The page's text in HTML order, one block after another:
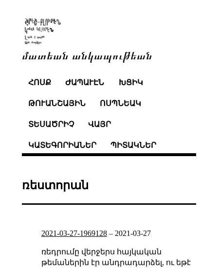
մատեան անկապութեան
ՀՈՍՔ ԺԱՊԱՒԷՆ ԽՑԻԿ
ԹՈՒԱՆՇԱՅԻՆ ՈՍՊՆԵԱԿ
ՏԵՍԱԾՐԻՉ ՎԱՅՐ
ԿԱՏԵԳՈՐԻԱՆԵՐ ՊԻՏԱԿՆԵՐ
ռեստորան
2021-03-27-1969128– 2021-03-27
ռեդրումը վերջերս հայկական
թեմաներին էր անդրադարձել, ու եթէ